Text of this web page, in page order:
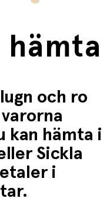
hämta
och ro
kan hämta i
Sickla
i